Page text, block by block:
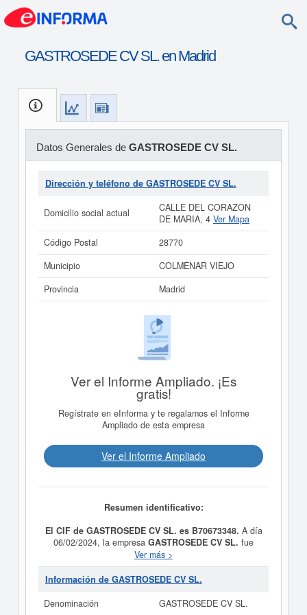
GASTROSEDE CV SL. en Madrid
Datos Generales de GASTROSEDE CV SL.
Dirección y teléfono de GASTROSEDE CV SL.
Domicilio social actual
CALLE DEL CORAZON
DE MARIA, 4 Ver Mapa
Código Postal
28770
Municipio
COLMENAR VIEJO
Provincia
Madrid
Ver el Informe Ampliado. ¡Es
gratis!
Regístrate en eInforma y te regalamos el Informe
Ampliado de esta empresa
Ver el Informe Ampliado
Resumen identificativo:
El CIF de GASTROSEDE CV SL. es B70673348. A día
06/02/2024, la empresa GASTROSEDE CV SL. fue
formada con el objetivo Establecimientos de bebidas
Organización, promoción y gestión de eventos Alquiler
de Bienes Inmobiliarios Compra venta de Bienes
auxiliares a las artes escénicas. Su categorización en el
Ver más >
Información de GASTROSEDE CV SL.
Denominación
GASTROSEDE CV SL.